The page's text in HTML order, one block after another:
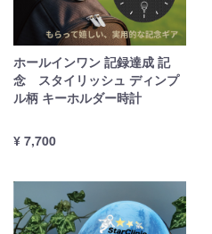
ホールインワン 記録達成 記
念 スタイリッシュ ディンプ
ル柄 キーホルダー時計
¥ 7,700